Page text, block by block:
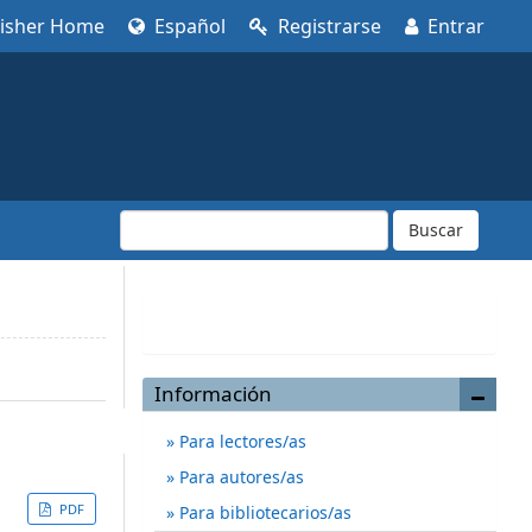
Home Español Registrarse Entrar
Buscar
PDF
Información
Para lectores/as
Para autores/as
Para bibliotecarios/as